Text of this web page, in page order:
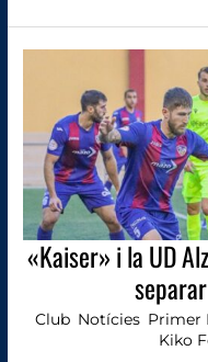
«Kaiser» i la UD
Club Notícies Primer
Kiko
la
a